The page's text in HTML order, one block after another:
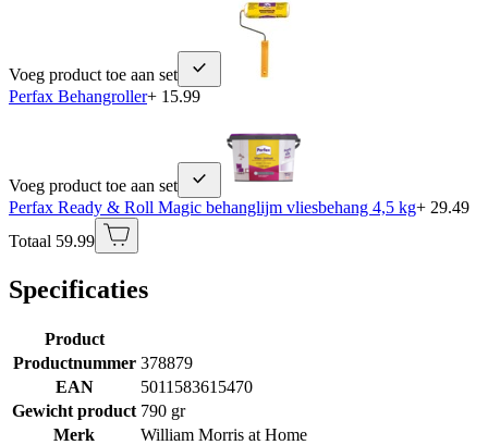
Voeg product toe aan set
Perfax Behangroller+ 15.99
Voeg product toe aan set
Perfax Ready & Roll Magic behanglijm vliesbehang 4,5 kg+ 29.49
Totaal 59.99
Specificaties
Product
Productnummer 378879
EAN
5011583615470
Gewicht product 790 gr
Merk
William Morris at Home